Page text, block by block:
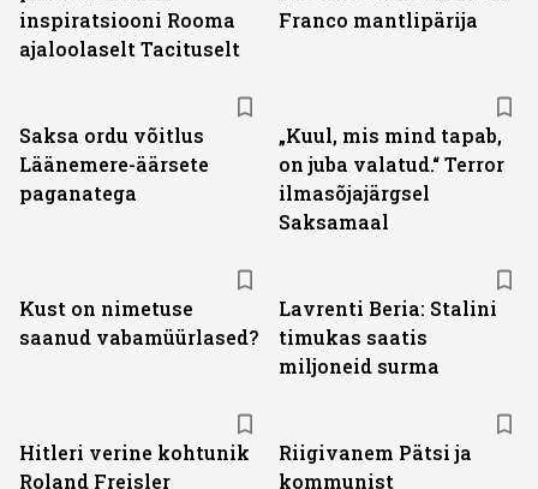
inspiratsiooni Rooma
ajaloolaselt Tacituselt
Franco mantlipärija
Saksa ordu võitlus
Läänemere-äärsete
paganatega
„Kuul, mis mind tapab,
on juba valatud.“ Terror
ilmasõjajärgsel
Saksamaal
Kust on nimetuse
saanud vabamüürlased?
Lavrenti Beria: Stalini
timukas saatis
miljoneid surma
Hitleri verine kohtunik
Roland Freisler
Riigivanem Pätsi ja
kommunist